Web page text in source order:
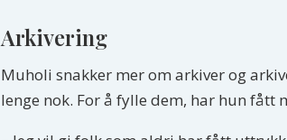
Arkivering
Muholi snakker mer om arkiver og
lenge nok. For å fylle dem, har hun fått